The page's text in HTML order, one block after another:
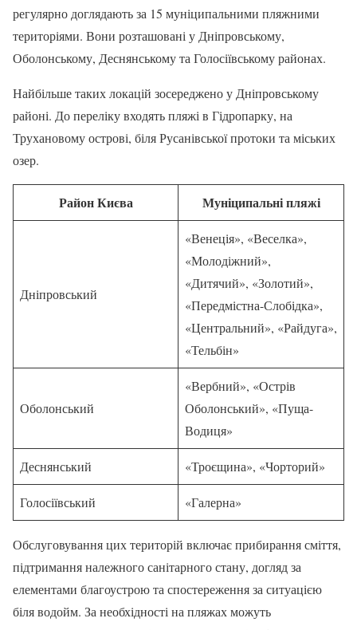
регулярно доглядають за 15 муніципальними пляжними
територіями. Вони розташовані у Дніпровському,
Оболонському, Деснянському та Голосіївському районах.
Найбільше таких локацій зосереджено у Дніпровському
районі. До переліку входять пляжі в Гідропарку, на
Трухановому острові, біля Русанівської протоки та міських
озер.
Район Києва Муніципальні пляжі
Дніпровський
«Венеція», «Веселка»,
«Молодіжний»,
«Дитячий», «Золотий»,
«Передмістна-Слобідка»,
«Центральний», «Райдуга»,
«Тельбін»
Оболонський
«Вербний», «Острів
Оболонський», «Пуща-
Водиця»
Деснянський «Троєщина», «Чорторий»
Голосіївський «Галерна»
Обслуговування цих територій включає прибирання сміття,
підтримання належного санітарного стану, догляд за
елементами благоустрою та спостереження за ситуацією
біля водойм. За необхідності на пляжах можуть